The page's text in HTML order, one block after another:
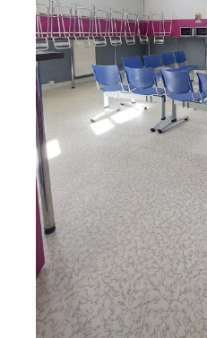
entreprises,
Participez
évènements
Candidatez
Rentrées
les dates
|
employeur :
Faites le
effectuez votre
#IFAides
Participez
entreprises,
Participez
évènements
Candidatez